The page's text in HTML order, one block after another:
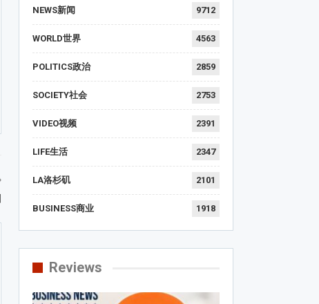
NEWS新闻 9712
WORLD世界 4563
POLITICS政治 2859
SOCIETY社会 2753
VIDEO视频 2391
LIFE生活 2347
LA洛杉矶 2101
BUSINESS商业 1918
Reviews